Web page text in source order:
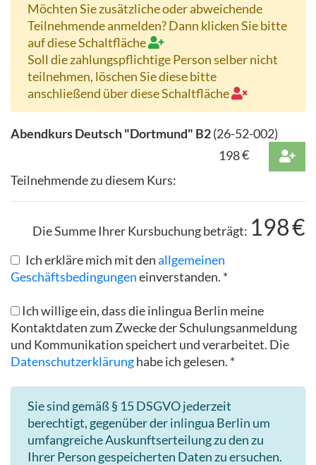
Möchten Sie zusätzliche oder abweichende
Teilnehmende anmelden? Dann klicken Sie bitte
auf diese Schaltfläche
Soll die zahlungspflichtige Person selber nicht
teilnehmen, löschen Sie diese bitte
anschließend über diese Schaltfläche
Abendkurs Deutsch "Dortmund" B2(26-52-002)
198€
Teilnehmende zu diesem Kurs:
Die Summe Ihrer Kursbuchung beträgt: 198€
Ich erkläre mich mit denallgemeinen
Geschäftsbedingungeneinverstanden. *
Ich willige ein, dass die inlingua Berlin meine
Kontaktdaten zum Zwecke der Schulungsanmeldung
und Kommunikation speichert und verarbeitet. Die
Datenschutzerklärunghabe ich gelesen. *
Sie sind gemäß § 15 DSGVO jederzeit
berechtigt, gegenüber der inlingua Berlin um
umfangreiche Auskunftserteilung zu den zu
Ihrer Person gespeicherten Daten zu ersuchen.